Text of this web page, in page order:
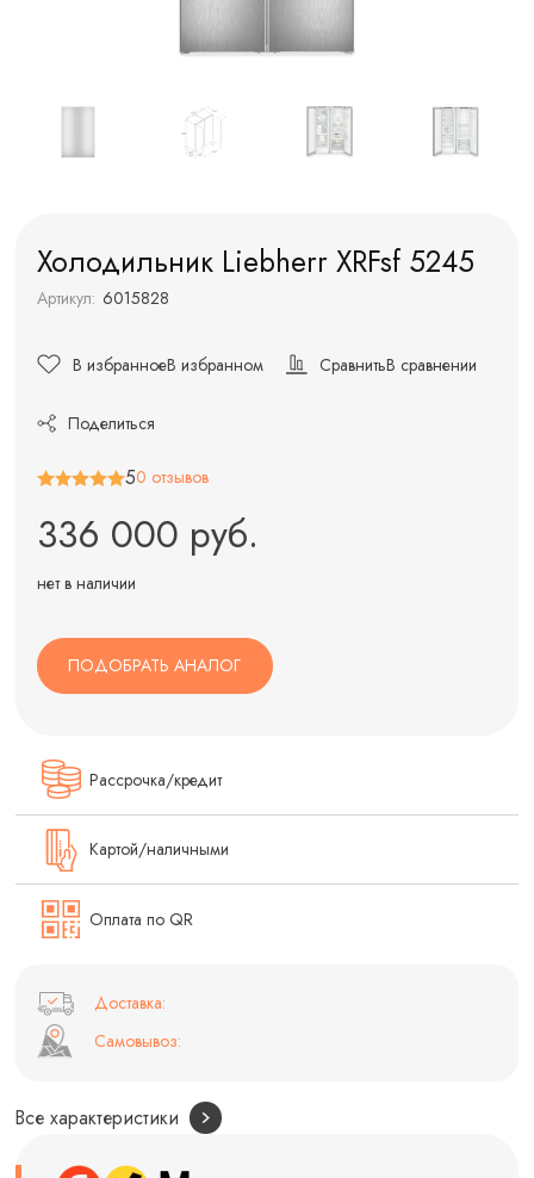
Холодильник Liebherr XRFsf 5245
Артикул: 6015828
В избранноеВ избранном СравнитьВ сравнении
Поделиться
50 отзывов
336 000 руб.
нет в наличии
ПОДОБРАТЬ АНАЛОГ
Рассрочка/кредит
Картой/наличными
Оплата по QR
Доставка:
Самовывоз:
Все характеристики